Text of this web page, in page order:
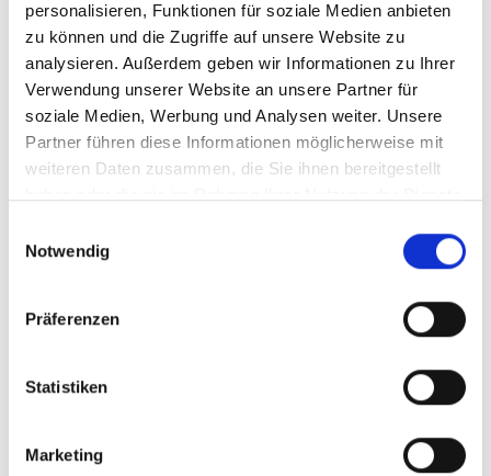
personalisieren, Funktionen für soziale Medien anbieten
zu können und die Zugriffe auf unsere Website zu
analysieren. Außerdem geben wir Informationen zu Ihrer
Verwendung unserer Website an unsere Partner für
soziale Medien, Werbung und Analysen weiter. Unsere
Partner führen diese Informationen möglicherweise mit
weiteren Daten zusammen, die Sie ihnen bereitgestellt
Notwendig
Präferenzen
Statistiken
Marketing
10. BRAUCHTUMS- UND GENUSSFEST IN PRAD
Handwerk/Brauchtum
Prader und Vinschger Brauchtum, Musik, Auftritte
und Markt
04.10.2026
Prad am Stilfserjoch
Mehr erfahren